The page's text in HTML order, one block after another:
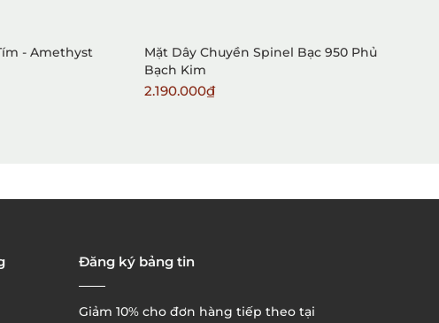
chúng tôi:
- Amethyst
Mặt Dây Chuyền Spinel Bạc 950 Phủ
Bạch Kim
2.190.000₫
Đăng ký bảng tin
Giảm 10% cho đơn hàng tiếp theo tại